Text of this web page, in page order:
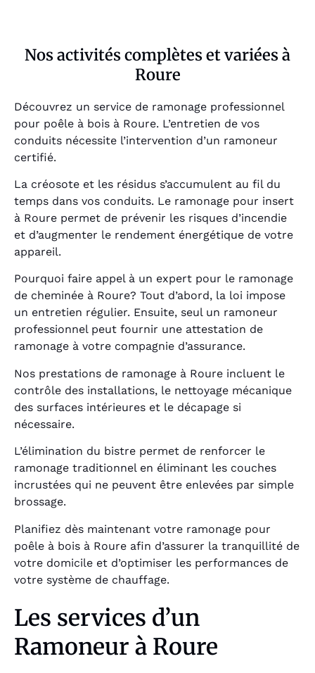
Nos activités complètes et variées à
Roure
Découvrez un service de ramonage professionnel
pour poêle à bois à Roure. L’entretien de vos
conduits nécessite l’intervention d’un ramoneur
certifié.
La créosote et les résidus s’accumulent au fil du
temps dans vos conduits. Le ramonage pour insert
à Roure permet de prévenir les risques d’incendie
et d’augmenter le rendement énergétique de votre
appareil.
Pourquoi faire appel à un expert pour le ramonage
de cheminée à Roure? Tout d’abord, la loi impose
un entretien régulier. Ensuite, seul un ramoneur
professionnel peut fournir une attestation de
ramonage à votre compagnie d’assurance.
Nos prestations de ramonage à Roure incluent le
contrôle des installations, le nettoyage mécanique
des surfaces intérieures et le décapage si
nécessaire.
L’élimination du bistre permet de renforcer le
ramonage traditionnel en éliminant les couches
incrustées qui ne peuvent être enlevées par simple
brossage.
Planifiez dès maintenant votre ramonage pour
poêle à bois à Roure afin d’assurer la tranquillité de
votre domicile et d’optimiser les performances de
votre système de chauffage.
Les services d’un
Ramoneur à Roure